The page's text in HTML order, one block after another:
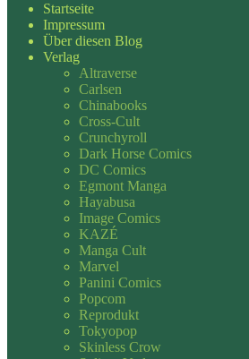
Startseite
Impressum
Über diesen Blog
Verlag
Altraverse
Carlsen
Chinabooks
Cross-Cult
Crunchyroll
Dark Horse Comics
DC Comics
Egmont Manga
Hayabusa
Image Comics
KAZÉ
Manga Cult
Marvel
Panini Comics
Popcom
Reprodukt
Tokyopop
Skinless Crow